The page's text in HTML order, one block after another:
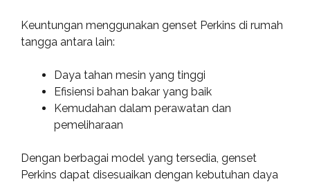
Keuntungan menggunakan genset Perkins di rumah
tangga antara lain:
Daya tahan mesin yang tinggi
Efisiensi bahan bakar yang baik
Kemudahan dalam perawatan dan
pemeliharaan
Dengan berbagai model yang tersedia, genset
Perkins dapat disesuaikan dengan kebutuhan daya